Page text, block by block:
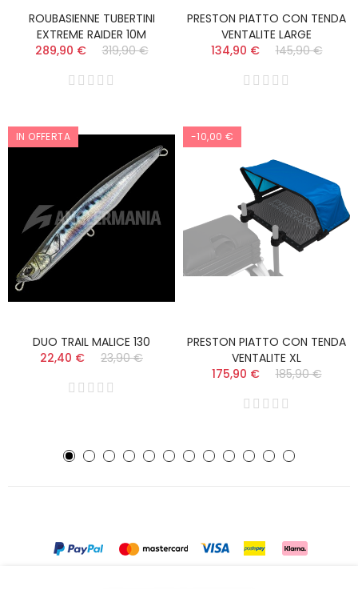
ROUBASIENNE TUBERTINI
EXTREME RAIDER 10M
289,90 €
319,90 €
IN OFFERTA
DUO TRAIL MALICE 130
22,40 €
23,90 €
PRESTON PIATTO CON TENDA
VENTALITE LARGE
134,90 €
145,90 €
-10,00 €
PRESTON PIATTO CON TENDA
VENTALITE XL
175,90 €
185,90 €